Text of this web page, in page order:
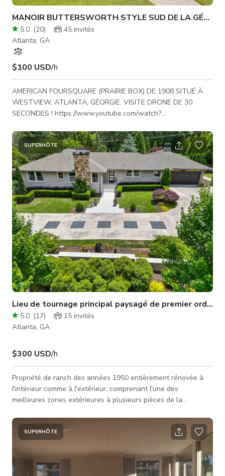
MANOIR BUTTERSWORTH STYLE SUD DE LA
5.0 (20) 45 invités
Atlanta, GA
$100 USD/h
AMERICAN FOURSQUARE (PRAIRIE BOX) DE 1908 SITUÉ À
WESTVIEW, ATLANTA, GÉORGIE. VISITE DRONE DE 30
SECONDES ! https://www.youtube.com/watch?
QUARTIERS SUBURBAINS D'ATLANTA DESSERVIS PAR LE
TRAMWAY. UNE GRANDE PARTIE DES MAISONS DE
WESTVIEW ONT ÉTÉ CONSTRUITES ENTRE 1900 ET 1930,
FAISANT DE CE QUARTIER UN EXEMPLE VIVANT DE
L'ARCHITECTURE ARTS & CRAFTS ORIGINALE DANS LE
SUD. CETTE MAISON HISTORIQUE EST : • ENVIRON 3000
PIEDS CARRÉS - CONC
SUPERHÔTE
Lieu de tournage principal paysagé de premier ordre
5.0 (17) 15 invités
Atlanta, GA
$300 USD/h
Propriété de ranch des années 1950 entièrement rénovée à
l'intérieur comme à l'extérieur, comprenant l'une des
meilleures zones extérieures à plusieurs pièces de la
options de tournage. La cour avant et la cour arrière sont
impeccablement entretenues et comprennent de nombreuses
"pièces" extérieures. De la piscine arrière qui comprend un
mur de feu s'étendant sur toute la longueur de la piscine à la
grande entrée
SUPERHÔTE